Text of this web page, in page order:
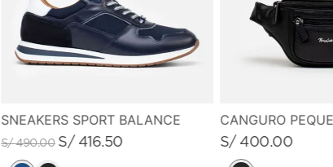
SNEAKERS SPORT BALANCE
S/ 490.00 S/ 416.50 S/ 400.00